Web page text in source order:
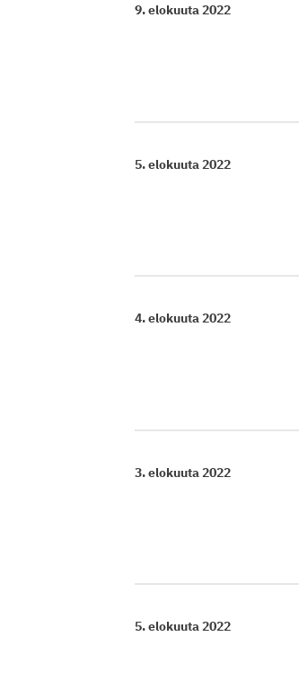
9. elokuuta 2022
5. elokuuta 2022
4. elokuuta 2022
3. elokuuta 2022
5. elokuuta 2022